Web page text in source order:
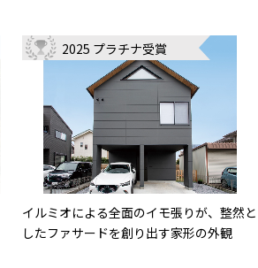
2025 プラチナ受賞
イルミオによる全面のイモ張りが、整然と
したファサードを創り出す家形の外観